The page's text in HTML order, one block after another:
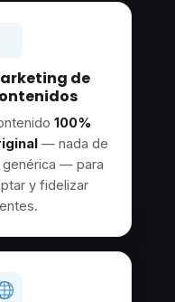
de
100%
— nada de
genérica — para
y fidelizar